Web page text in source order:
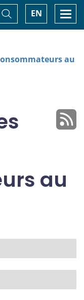
EN
Basculer
la
recherche
au
au